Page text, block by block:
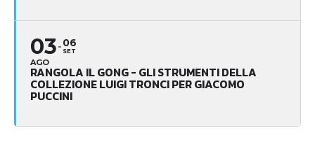
03
AGO
06
SET
RANGOLA IL GONG - GLI STRUMENTI DELLA
COLLEZIONE LUIGI TRONCI PER GIACOMO
PUCCINI